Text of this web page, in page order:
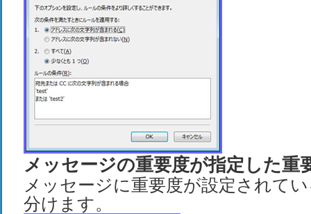
メッセージの重要度が指定した重
メッセージに重要度が設定されて
分けます。